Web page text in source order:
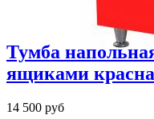
Тумба
ящиками
14 500 руб